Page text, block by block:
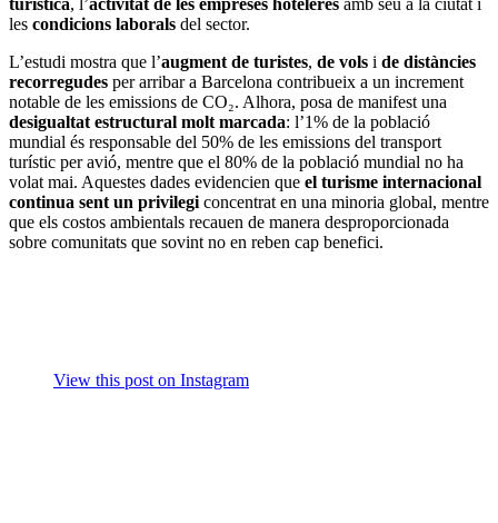
turística, l’activitat de les empreses hoteleres amb seu a la ciutat i
les condicions laborals del sector.
L’estudi mostra que l’augment de turistes, de vols i de distàncies
recorregudes per arribar a Barcelona contribueix a un increment
notable de les emissions de CO₂. Alhora, posa de manifest una
desigualtat estructural molt marcada: l’1% de la població
mundial és responsable del 50% de les emissions del transport
turístic per avió, mentre que el 80% de la població mundial no ha
volat mai. Aquestes dades evidencien que el turisme internacional
continua sent un privilegiconcentrat en una minoria global, mentre
que els costos ambientals recauen de manera desproporcionada
sobre comunitats que sovint no en reben cap benefici.
View this post on Instagram